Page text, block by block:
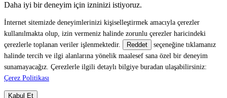
Daha iyi bir deneyim için izninizi istiyoruz.
İnternet sitemizde deneyimlerinizi kişiselleştirmek amacıyla çerezler
kullanılmakta olup, izin vermeniz halinde zorunlu çerezler haricindeki
çerezlerle toplanan veriler işlenmektedir.
Reddet
seçeneğine tıklamanız
halinde tercih ve ilgi alanlarına yönelik maalesef sana özel bir deneyim
sunamayacağız. Çerezlerle ilgili detaylı bilgiye buradan ulaşabilirsiniz:
Çerez Politikası
Kabul Et